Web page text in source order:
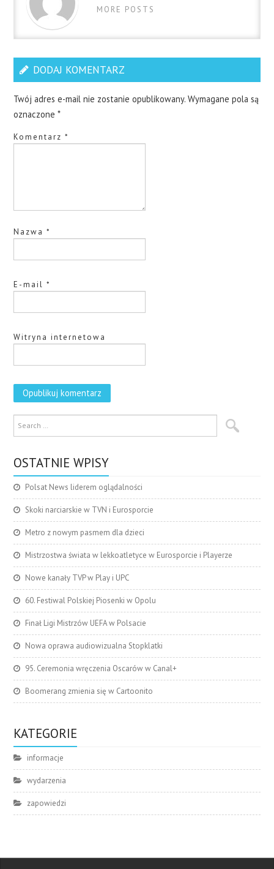
MORE POSTS
DODAJ KOMENTARZ
Twój adres e-mail nie zostanie opublikowany. Wymagane pola są
oznaczone*
Komentarz*
Nazwa*
E-mail*
Witryna internetowa
OSTATNIE WPISY
Polsat News liderem oglądalności
Skoki narciarskie w TVN i Eurosporcie
Metro z nowym pasmem dla dzieci
Mistrzostwa świata w lekkoatletyce w Eurosporcie i Playerze
Nowe kanały TVP w Play i UPC
60. Festiwal Polskiej Piosenki w Opolu
Finał Ligi Mistrzów UEFA w Polsacie
Nowa oprawa audiowizualna Stopklatki
95. Ceremonia wręczenia Oscarów w Canal+
Boomerang zmienia się w Cartoonito
KATEGORIE
informacje
wydarzenia
zapowiedzi